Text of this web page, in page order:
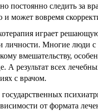
постоянно следить за
может вовремя
играет
Многие люди с
вмешательству,
А результат всех
с врачом.
от формата